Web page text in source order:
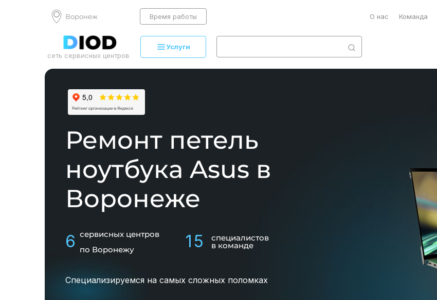
Воронеж Время работы О нас Команда
сеть сервисных центров
Услуги
Ремонт петель
ноутбука Asus в
Воронеже
6 сервисных центров
по Воронежу
15 специалистов
в команде
Специализируемся на самых сложных поломках